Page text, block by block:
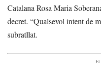
Catalana Rosa Maria
decret. “Qualsevol intent de
subratllat.
- Et